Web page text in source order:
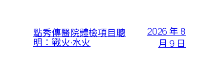
點秀傳醫院體檢項目聰
明：戰火·水火
2026 年 8
月 9 日